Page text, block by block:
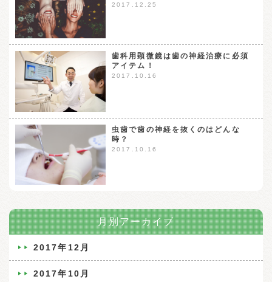
2017.12.25
歯科用顕微鏡は歯の神経治療に必須
アイテム！
2017.10.16
虫歯で歯の神経を抜くのはどんな
時？
2017.10.16
月別アーカイブ
2017年12月
2017年10月